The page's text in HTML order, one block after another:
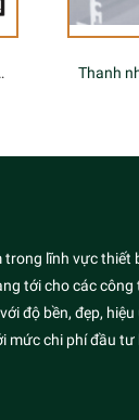
557
lĩnh vực thiết
tới cho các
độ bền, đẹp,
mức chi phí đầu tư